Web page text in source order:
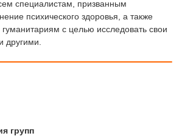
специалистам, призванным
психического здоровья, а также
с целью исследовать свои
другими.
групп